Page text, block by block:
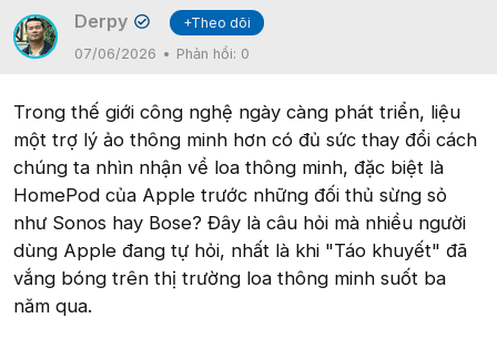
Derpy ✔
+Theo dõi
07/06/2026
Phản hồi: 0
Trong thế giới công nghệ ngày càng phát triển, liệu
một trợ lý ảo thông minh hơn có đủ sức thay đổi cách
chúng ta nhìn nhận về loa thông minh, đặc biệt là
HomePod của Apple trước những đối thủ sừng sỏ
như Sonos hay Bose? Đây là câu hỏi mà nhiều người
dùng Apple đang tự hỏi, nhất là khi "Táo khuyết" đã
vắng bóng trên thị trường loa thông minh suốt ba
năm qua.